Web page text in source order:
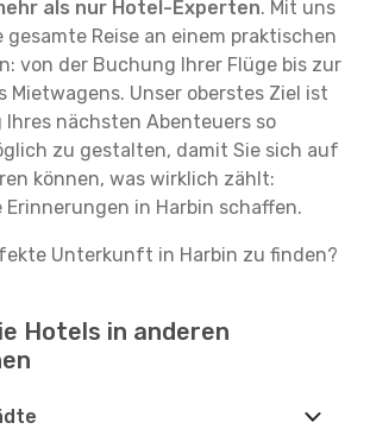
als nur Hotel-Experten. Mit uns
gesamte Reise an einem praktischen
von der Buchung Ihrer Flüge bis zur
Mietwagens. Unser oberstes Ziel ist
Ihres nächsten Abenteuers so
zu gestalten, damit Sie sich auf
können, was wirklich zählt:
in Harbin schaffen.
Unterkunft in Harbin zu finden?
Hotels in anderen